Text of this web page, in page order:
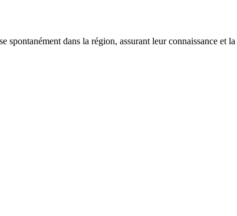
dans la région, assurant leur connaissance et